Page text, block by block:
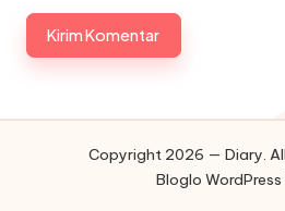
Copyright 2026 — Diary.
Bloglo WordPress